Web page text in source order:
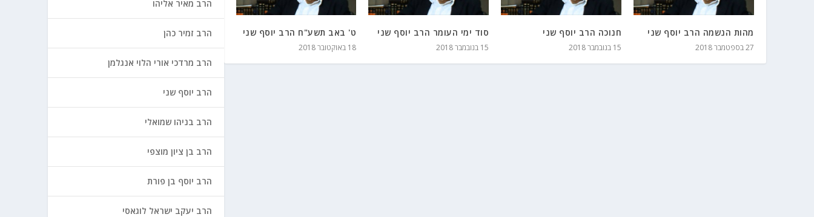
מהות הנשמה הרב יוסף שני
27 בספטמבר 2018
חנוכה הרב יוסף שני
15 בנובמבר 2018
סוד ימי העומר הרב יוסף שני
15 בנובמבר 2018
ט' באב תשע"ח הרב יוסף שני
18 באוקטובר 2018
הרב מאיר אליהו
הרב זמיר כהן
הרב מרדכי אורי הלוי אנגלמן
הרב יוסף שני
הרב בניהו שמואלי
הרב בן ציון מוצפי
הרב יוסף בן פורת
הרב יעקב ישראל לוגאסי